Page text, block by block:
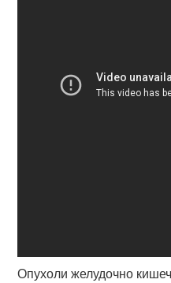
Опухоли желудочно